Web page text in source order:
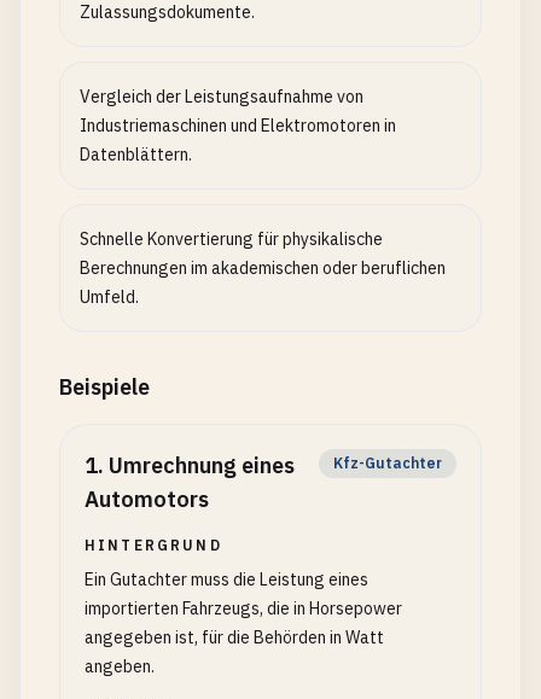
Zulassungsdokumente.
Vergleich der Leistungsaufnahme von
Industriemaschinen und Elektromotoren in
Datenblättern.
Schnelle Konvertierung für physikalische
Berechnungen im akademischen oder beruflichen
Umfeld.
Beispiele
1. Umrechnung eines
Automotors
Kfz-Gutachter
HINTERGRUND
Ein Gutachter muss die Leistung eines
importierten Fahrzeugs, die in Horsepower
angegeben ist, für die Behörden in Watt
angeben.